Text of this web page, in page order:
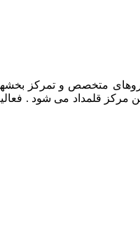
بکارگیری نیروهای متخصص و
مرکز قلمداد می شود .